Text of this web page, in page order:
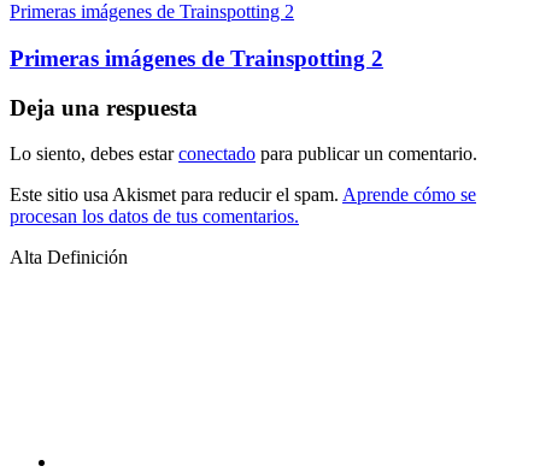
Primeras imágenes de Trainspotting 2
Primeras imágenes de Trainspotting 2
Deja una respuesta
Lo siento, debes estarconectado para publicar un comentario.
Este sitio usa Akismet para reducir el spam. Aprende cómo se
procesan los datos de tus comentarios.
Alta Definición